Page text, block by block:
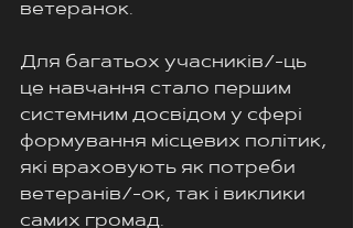
ветеранок.
Для багатьох учасників/-ць
це навчання стало першим
системним досвідом у сфері
формування місцевих політик,
які враховують як потреби
ветеранів/-ок, так і виклики
самих громад.